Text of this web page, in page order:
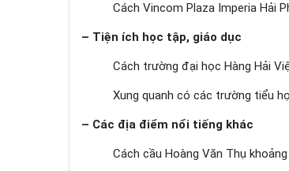
Cách Vincom Plaza Imperia Hải
– Tiện ích học tập, giáo dục
Cách trường đại học Hàng Hải
Xung quanh có các trường tiểu
– Các địa điểm nổi tiếng khác
Cách cầu Hoàng Văn Thụ